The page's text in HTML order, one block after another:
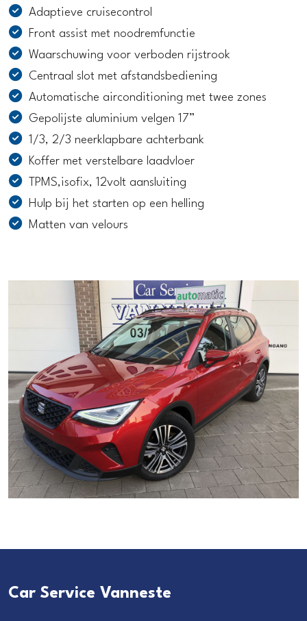
Adaptieve cruisecontrol
Front assist met noodremfunctie
Waarschuwing voor verboden rijstrook
Centraal slot met afstandsbediening
Automatische airconditioning met twee zones
Gepolijste aluminium velgen 17”
1/3, 2/3 neerklapbare achterbank
Koffer met verstelbare laadvloer
TPMS,isofix, 12volt aansluiting
Hulp bij het starten op een helling
Matten van velours
Car Service Vanneste